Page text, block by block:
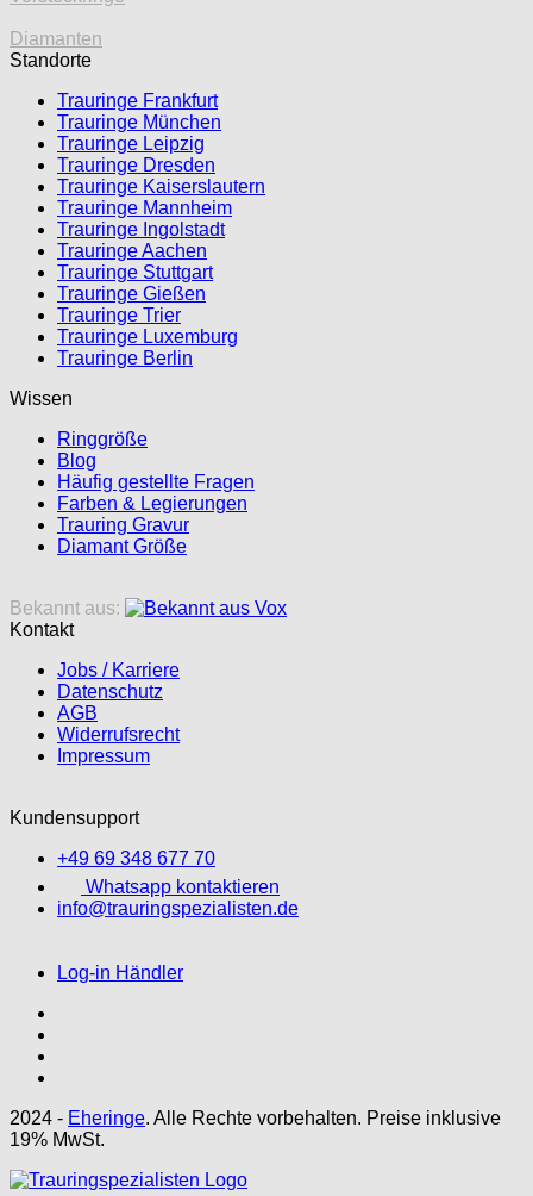
Diamanten
Standorte
Trauringe Frankfurt
Trauringe München
Trauringe Leipzig
Trauringe Dresden
Trauringe Kaiserslautern
Trauringe Mannheim
Trauringe Ingolstadt
Trauringe Aachen
Trauringe Stuttgart
Trauringe Gießen
Trauringe Trier
Trauringe Luxemburg
Trauringe Berlin
Wissen
Ringgröße
Blog
Häufig gestellte Fragen
Farben & Legierungen
Trauring Gravur
Diamant Größe
Bekannt aus:
Kontakt
Jobs / Karriere
Datenschutz
AGB
Widerrufsrecht
Impressum
Kundensupport
+49 69 348 677 70
Whatsapp kontaktieren
info@trauringspezialisten.de
Log-in Händler
2024 - Eheringe. Alle Rechte vorbehalten. Preise inklusive
19% MwSt.